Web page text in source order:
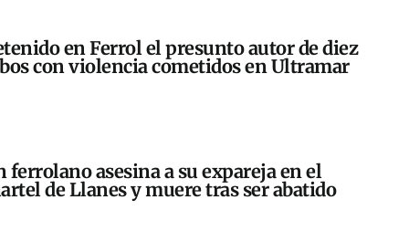
en Ferrol el presunto autor de diez
con violencia cometidos en Ultramar
ferrolano asesina a su expareja en el
de Llanes y muere tras ser abatido